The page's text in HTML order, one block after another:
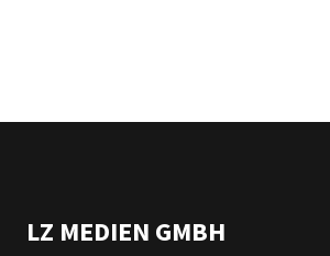
LZ MEDIEN GMBH